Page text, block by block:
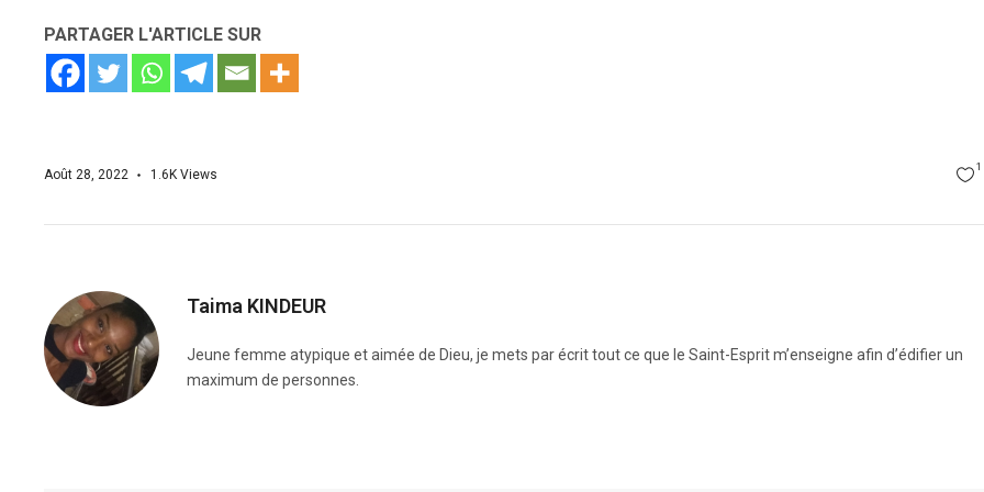
PARTAGER L'ARTICLE SUR
Août 28, 2022 1.6K Views 1
Taima KINDEUR
Jeune femme atypique et aimée de Dieu, je mets par écrit tout ce que le Saint-Esprit m’enseigne afin d’édifier un
maximum de personnes.